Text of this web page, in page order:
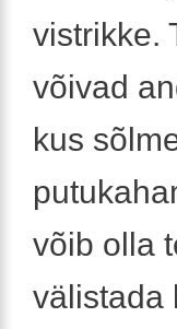
vistrikke.
võivad
kus
võib olla
välistada